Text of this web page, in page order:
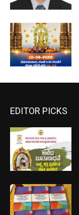
EDITOR PICKS